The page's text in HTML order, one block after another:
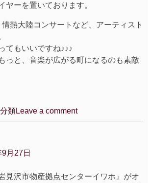
ヤーを置いております。
熱大陸コンサートなど、アーティスト
てもいいですね♪♪♪
っと、音楽が広がる町になるのも素敵
類Leave a comment
月27日
見沢市物産拠点センターイワホ』がオ